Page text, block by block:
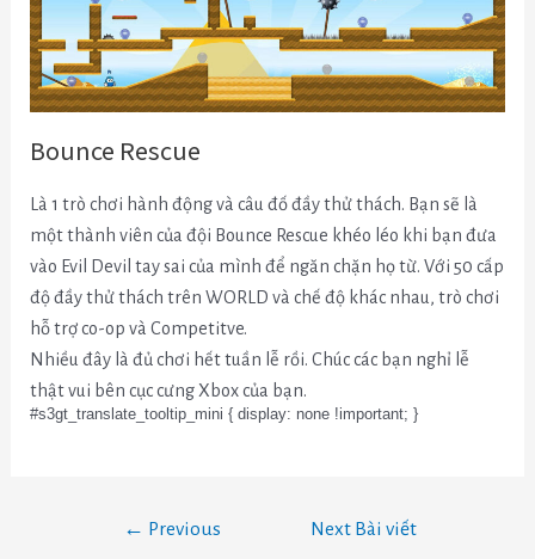
Bounce Rescue
Là 1 trò chơi hành động và câu đố đầy thử thách. Bạn sẽ là
một thành viên của đội Bounce Rescue khéo léo khi bạn đưa
vào Evil Devil tay sai của mình để ngăn chặn họ từ. Với 50 cấp
độ đầy thử thách trên WORLD và chế độ khác nhau, trò chơi
hỗ trợ co-op và Competitve.
Nhiều đây là đủ chơi hết tuần lễ rồi. Chúc các bạn nghỉ lễ
thật vui bên cục cưng Xbox của bạn.
#s3gt_translate_tooltip_mini { display: none !important; }
← Previous Next Bài viết